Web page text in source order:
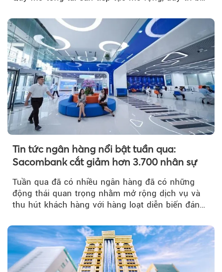
Tin tức ngân hàng nổi bật tuần qua:
Sacombank cắt giảm hơn 3.700 nhân sự
Tuần qua đã có nhiều ngân hàng đã có những
động thái quan trọng nhằm mở rộng dịch vụ và
thu hút khách hàng với hàng loạt diễn biến đáng